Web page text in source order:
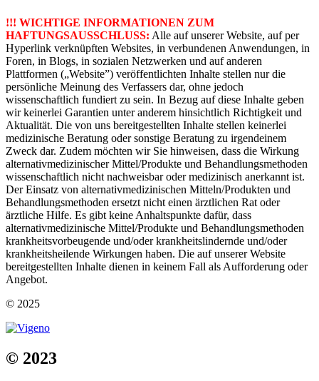
!!! WICHTIGE INFORMATIONEN ZUM
HAFTUNGSAUSSCHLUSS: Alle auf unserer Website, auf per
Hyperlink verknüpften Websites, in verbundenen Anwendungen, in
Foren, in Blogs, in sozialen Netzwerken und auf anderen
Plattformen („Website”) veröffentlichten Inhalte stellen nur die
persönliche Meinung des Verfassers dar, ohne jedoch
wissenschaftlich fundiert zu sein. In Bezug auf diese Inhalte geben
wir keinerlei Garantien unter anderem hinsichtlich Richtigkeit und
Aktualität. Die von uns bereitgestellten Inhalte stellen keinerlei
medizinische Beratung oder sonstige Beratung zu irgendeinem
Zweck dar. Zudem möchten wir Sie hinweisen, dass die Wirkung
alternativmedizinischer Mittel/Produkte und Behandlungsmethoden
wissenschaftlich nicht nachweisbar oder medizinisch anerkannt ist.
Der Einsatz von alternativmedizinischen Mitteln/Produkten und
Behandlungsmethoden ersetzt nicht einen ärztlichen Rat oder
ärztliche Hilfe. Es gibt keine Anhaltspunkte dafür, dass
alternativmedizinische Mittel/Produkte und Behandlungsmethoden
krankheitsvorbeugende und/oder krankheitslindernde und/oder
krankheitsheilende Wirkungen haben. Die auf unserer Website
bereitgestellten Inhalte dienen in keinem Fall als Aufforderung oder
Angebot.
© 2025
© 2023